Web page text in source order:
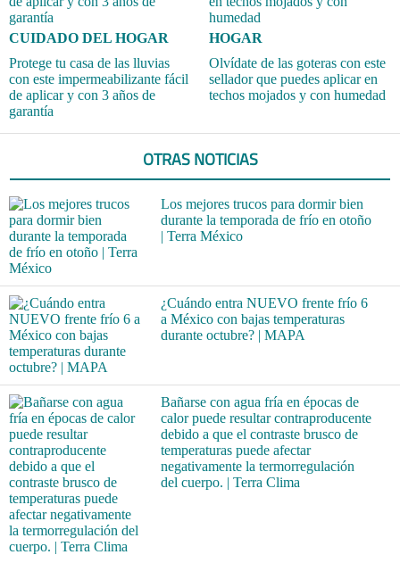
CUIDADO DEL HOGAR
Protege tu casa de las lluvias
con este impermeabilizante fácil
de aplicar y con 3 años de
garantía
HOGAR
Olvídate de las goteras con este
sellador que puedes aplicar en
techos mojados y con humedad
OTRAS NOTICIAS
Los mejores trucos para dormir bien
durante la temporada de frío en otoño
| Terra México
¿Cuándo entra NUEVO frente frío 6
a México con bajas temperaturas
durante octubre? | MAPA
Bañarse con agua fría en épocas de
calor puede resultar contraproducente
debido a que el contraste brusco de
temperaturas puede afectar
negativamente la termorregulación
del cuerpo. | Terra Clima